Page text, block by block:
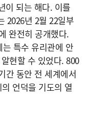
이 되는 해다. 이를
2026년 2월 22일부
완전히 공개했다.
특수 유리관에 안
현할 수 있었다. 800
간 동안 전 세계에서
언덕을 기도의 열